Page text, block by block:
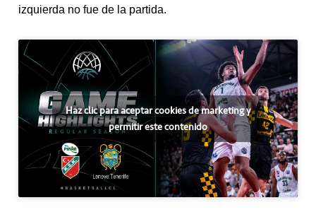
izquierda no fue de la partida.
Haz clic para aceptar cookies de marketing y
permitir este contenido